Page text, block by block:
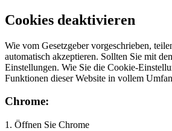
Cookies deaktivieren
Wie vom Gesetzgeber vorgeschrieben,
automatisch akzeptieren. Sollten Sie mit
Einstellungen. Wie Sie die Cookie-
Funktionen dieser Website in vollem
Chrome:
1. Öffnen Sie Chrome